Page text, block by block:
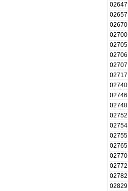
02647
02657
02670
02700
02705
02706
02707
02717
02740
02746
02748
02752
02754
02755
02765
02770
02772
02782
02829